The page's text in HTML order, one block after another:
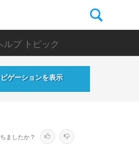
プ トピック
ゲーションを表示
ましたか？